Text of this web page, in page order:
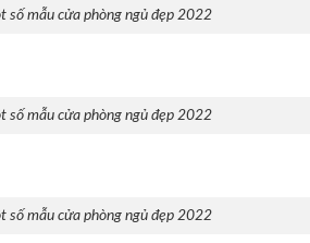
số mẫu cửa phòng ngủ đẹp 2022
số mẫu cửa phòng ngủ đẹp 2022
số mẫu cửa phòng ngủ đẹp 2022